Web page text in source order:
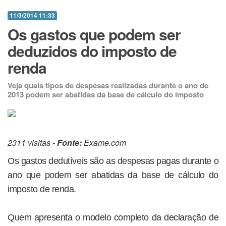
11/3/2014 11:33
Os gastos que podem ser
deduzidos do imposto de
renda
Veja quais tipos de despesas realizadas durante o ano de
2013 podem ser abatidas da base de cálculo do imposto
2311 visitas -Fonte:Exame.com
Os gastos dedutíveis são as despesas pagas durante o
ano que podem ser abatidas da base de cálculo do
imposto de renda.
Quem apresenta o modelo completo da declaração de